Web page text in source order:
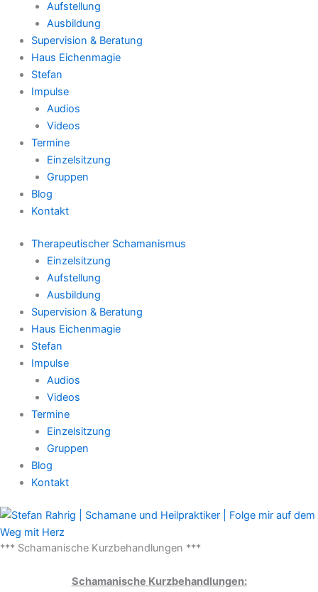
Aufstellung
Ausbildung
Supervision & Beratung
Haus Eichenmagie
Stefan
Impulse
Audios
Videos
Termine
Einzelsitzung
Gruppen
Blog
Kontakt
Therapeutischer Schamanismus
Einzelsitzung
Aufstellung
Ausbildung
Supervision & Beratung
Haus Eichenmagie
Stefan
Impulse
Audios
Videos
Termine
Einzelsitzung
Gruppen
Blog
Kontakt
*** Schamanische Kurzbehandlungen ***
Schamanische Kurzbehandlungen: